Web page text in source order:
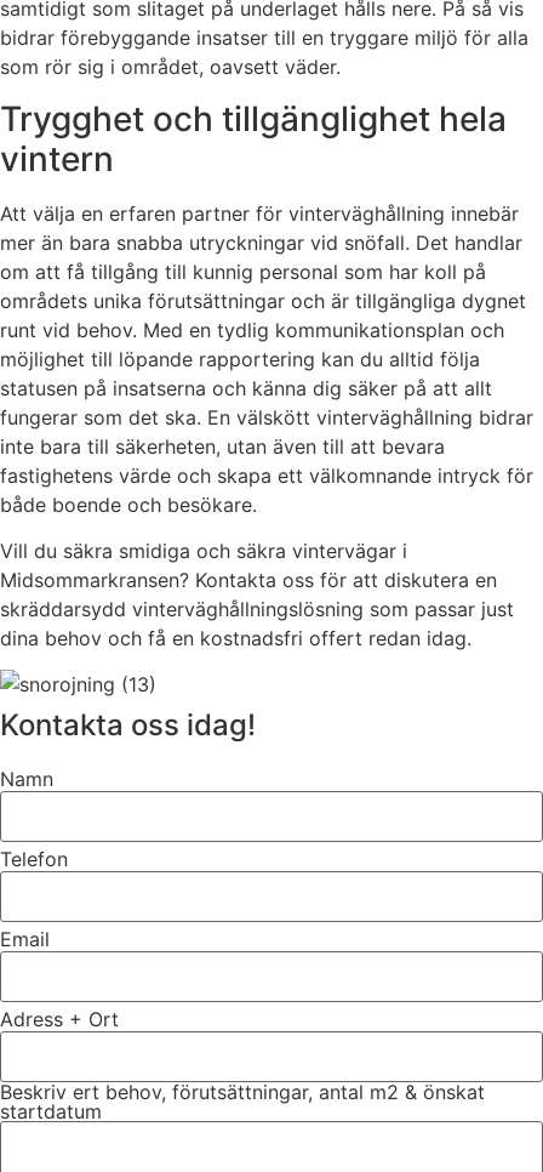
samtidigt som slitaget på underlaget hålls nere. På så vis
bidrar förebyggande insatser till en tryggare miljö för alla
som rör sig i området, oavsett väder.
Trygghet och tillgänglighet hela
vintern
Att välja en erfaren partner för vinterväghållning innebär
mer än bara snabba utryckningar vid snöfall. Det handlar
om att få tillgång till kunnig personal som har koll på
områdets unika förutsättningar och är tillgängliga dygnet
runt vid behov. Med en tydlig kommunikationsplan och
möjlighet till löpande rapportering kan du alltid följa
statusen på insatserna och känna dig säker på att allt
fungerar som det ska. En välskött vinterväghållning bidrar
inte bara till säkerheten, utan även till att bevara
fastighetens värde och skapa ett välkomnande intryck för
både boende och besökare.
Vill du säkra smidiga och säkra vintervägar i
Midsommarkransen? Kontakta oss för att diskutera en
skräddarsydd vinterväghållningslösning som passar just
dina behov och få en kostnadsfri offert redan idag.
Kontakta oss idag!
Namn
Telefon
Email
Adress + Ort
Beskriv ert behov, förutsättningar, antal m2 & önskat
startdatum